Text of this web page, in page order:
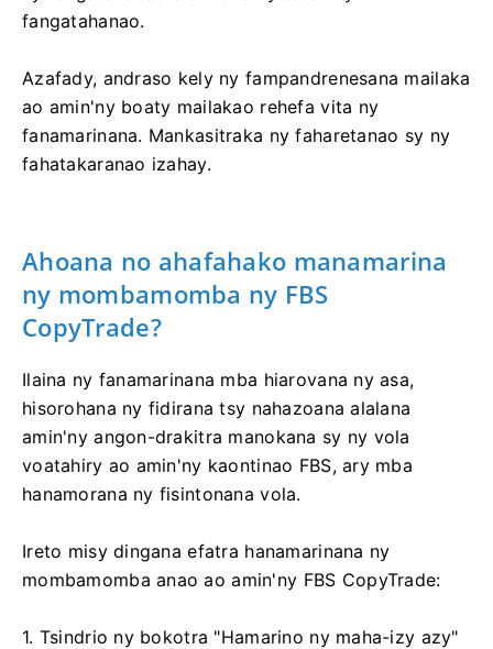
fangatahanao.
Azafady, andraso kely ny fampandrenesana mailaka
ao amin'ny boaty mailakao rehefa vita ny
fanamarinana. Mankasitraka ny faharetanao sy ny
fahatakaranao izahay.
Ahoana no ahafahako manamarina
ny mombamomba ny FBS
CopyTrade?
Ilaina ny fanamarinana mba hiarovana ny asa,
hisorohana ny fidirana tsy nahazoana alalana
amin'ny angon-drakitra manokana sy ny vola
voatahiry ao amin'ny kaontinao FBS, ary mba
hanamorana ny fisintonana vola.
Ireto misy dingana efatra hanamarinana ny
mombamomba anao ao amin'ny FBS CopyTrade:
1. Tsindrio ny bokotra "Hamarino ny maha-izy azy"